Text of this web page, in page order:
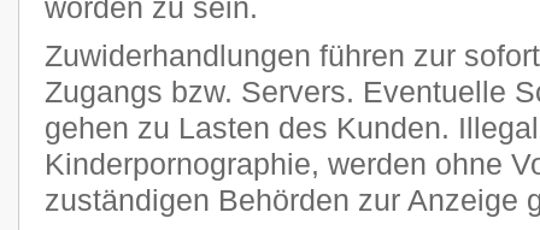
worden zu sein.
Zuwiderhandlungen führen zur
Zugangs bzw. Servers. Eventuelle
gehen zu Lasten des Kunden.
Kinderpornographie, werden ohne
zuständigen Behörden zur Anzeige